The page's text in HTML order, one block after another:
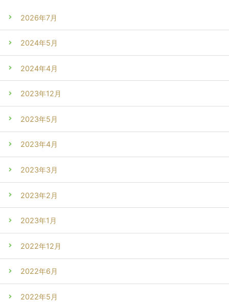
2026年7月
2024年5月
2024年4月
2023年12月
2023年5月
2023年4月
2023年3月
2023年2月
2023年1月
2022年12月
2022年6月
2022年5月